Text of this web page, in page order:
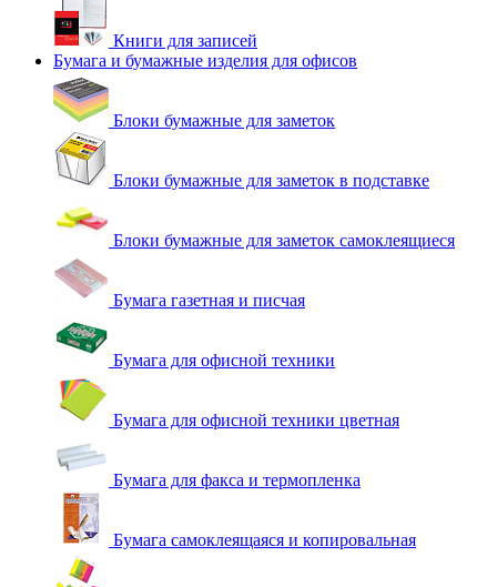
Книги для записей
Бумага и бумажные изделия для офисов
Блоки бумажные для заметок
Блоки бумажные для заметок в подставке
Блоки бумажные для заметок самоклеящиеся
Бумага газетная и писчая
Бумага для офисной техники
Бумага для офисной техники цветная
Бумага для факса и термопленка
Бумага самоклеящаяся и копировальная